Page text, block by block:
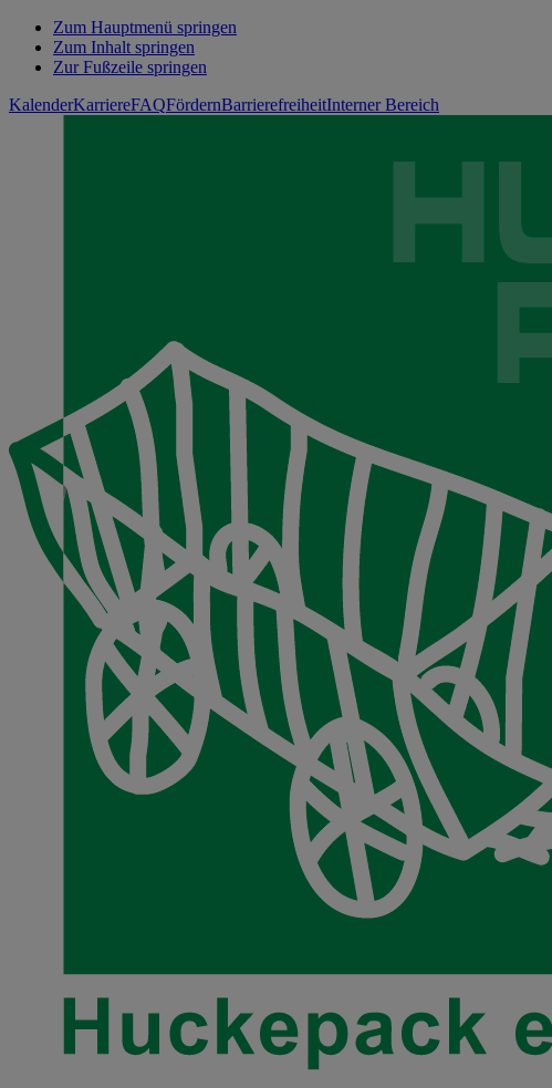
Zum Hauptmenü springen
Zum Inhalt springen
Zur Fußzeile springen
KalenderKarriereFAQFördernBarrierefreiheitInterner Bereich